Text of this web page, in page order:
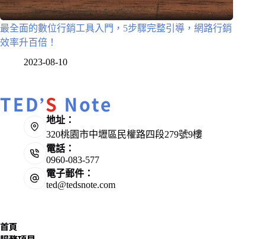
最全面的數位行銷工具入門，5步驟完整引導，網路行銷
效率升百倍！
2023-08-10
地址：
320桃園市中壢區民權路四段279號9樓
電話：
0960-083-577
電子郵件：
ted@tedsnote.com
首頁